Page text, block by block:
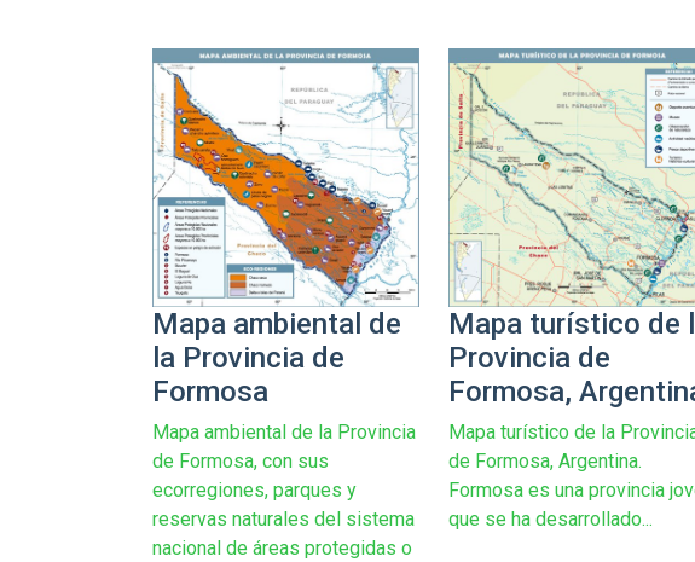
Mapa ambiental de
la Provincia de
Formosa
Mapa ambiental de la Provincia
de Formosa, con sus
ecorregiones, parques y
reservas naturales del sistema
nacional de áreas protegidas o
Mapa turístico de
Provincia de
Formosa,
Mapa turístico de la
de Formosa, Argentina.
Formosa es una provincia
que se ha desarrollado...